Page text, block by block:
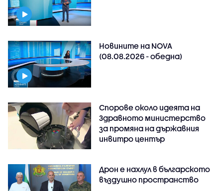
Новините на NOVA
(08.08.2026 - обедна)
Спорове около идеята на
Здравното министерство
за промяна на държавния
инвитро център
Дрон е нахлул в българското
въздушно пространство